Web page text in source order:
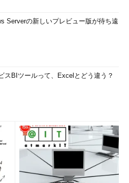
Serverの新しいプレビュー版が待ち遠
スBIツールって、Excelとどう違う？